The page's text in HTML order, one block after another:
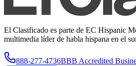
El Clasificado es parte de EC Hispanic
multimedia líder de habla hispana en el
888-277-4736BBB Accredited